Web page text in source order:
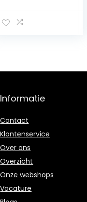
Informatie
Contact
Klantenservice
Over ons
Overzicht
Onze webshops
Vacature